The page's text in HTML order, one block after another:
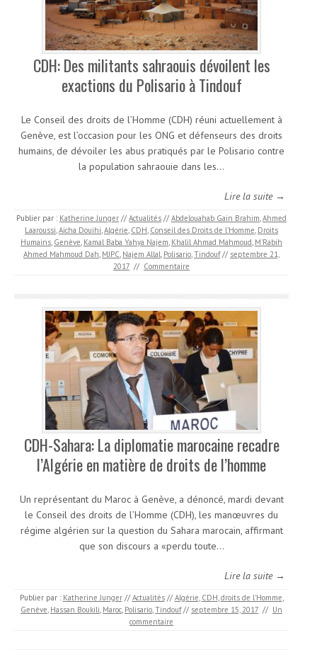
CDH: Des militants sahraouis dévoilent les
exactions du Polisario à Tindouf
Le Conseil des droits de l’Homme (CDH) réuni actuellement à
Genève, est l’occasion pour les ONG et défenseurs des droits
humains, de dévoiler les abus pratiqués par le Polisario contre
la population sahraouie dans les…
Lire la suite →
Publier par : Katherine Junger // Actualités // Abdelouahab Gain Brahim,Ahmed
Laaroussi,Aicha Douihi,Algérie, CDH, Conseil des Droits de l’Homme, Droits
Humains, Genève, Kamal Baba Yahya Najem, Khalil Ahmad Mahmoud, M'Rabih
Ahmed Mahmoud Dah, MJPC, Najem Allal, Polisario,Tindouf // septembre 21,
2017 // Commentaire
CDH-Sahara: La diplomatie marocaine recadre
l’Algérie en matière de droits de l’homme
Un représentant du Maroc à Genève, a dénoncé, mardi devant
le Conseil des droits de l’Homme (CDH), les manœuvres du
régime algérien sur la question du Sahara marocain, affirmant
que son discours a «perdu toute…
Lire la suite →
Publier par : Katherine Junger // Actualités // Algérie, CDH,droits de l'Homme,
Genève, Hassan Boukili, Maroc, Polisario,Tindouf // septembre 15, 2017 // Un
commentaire